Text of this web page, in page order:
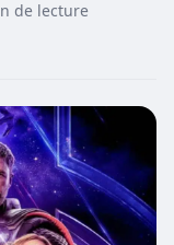
de lecture